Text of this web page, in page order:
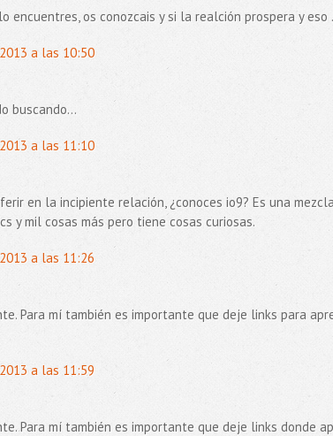
encuentres, os conozcais y si la realción prospera y
a las 10:50
buscando...
a las 11:10
en la incipiente relación, ¿conoces io9? Es una
y mil cosas más pero tiene cosas curiosas.
a las 11:26
Para mí también es importante que deje links para
a las 11:59
Para mí también es importante que deje links donde